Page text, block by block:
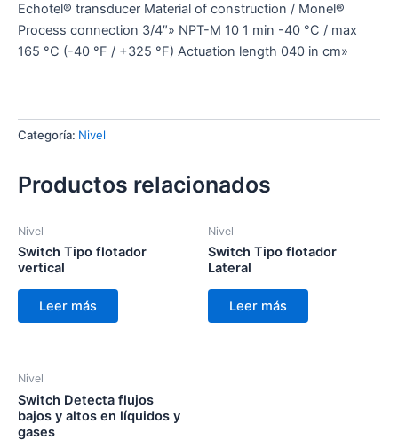
Echotel® transducer Material of construction / Monel®
Process connection 3/4″» NPT-M 10 1 min -40 °C / max
165 °C (-40 °F / +325 °F) Actuation length 040 in cm»
Categoría: Nivel
Productos relacionados
Nivel
Switch Tipo flotador
vertical
Leer más
Nivel
Switch Tipo flotador
Lateral
Leer más
Nivel
Switch Detecta flujos
bajos y altos en líquidos y
gases